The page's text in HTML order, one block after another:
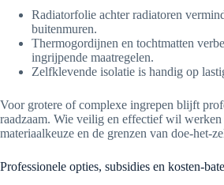
Radiatorfolie achter radiatoren
buitenmuren.
Thermogordijnen en tochtmatten
ingrijpende maatregelen.
Zelfklevende isolatie is handig op
Voor grotere of complexe ingrepen blijft
raadzaam. Wie veilig en effectief wil
materiaalkeuze en de grenzen van doe-het-
Professionele opties, subsidies en kosten-